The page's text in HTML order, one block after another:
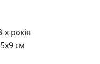
х років
см